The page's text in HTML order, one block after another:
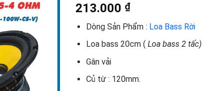
Add to
wishlist
213.000 ₫
Dòng Sản Phẩm : Loa Bass Rời
Loa bass 20cm ( Loa bass 2 tấc)
Gân vải
Củ từ : 120mm.